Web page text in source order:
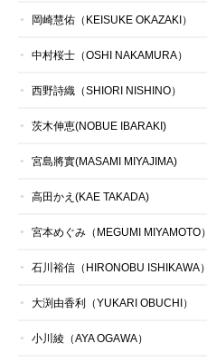
岡崎慧佑（KEISUKE OKAZAKI）
中村桜士（OSHI NAKAMURA）
西野詩織（SHIORI NISHINO）
茨木伸恵(NOBUE IBARAKI)
宮島將實(MASAMI MIYAJIMA)
高田かえ(KAE TAKADA)
宮本めぐみ（MEGUMI MIYAMOTO）
石川裕信（HIRONOBU ISHIKAWA）
大渕由香利（YUKARI OBUCHI）
小川綾（AYA OGAWA）